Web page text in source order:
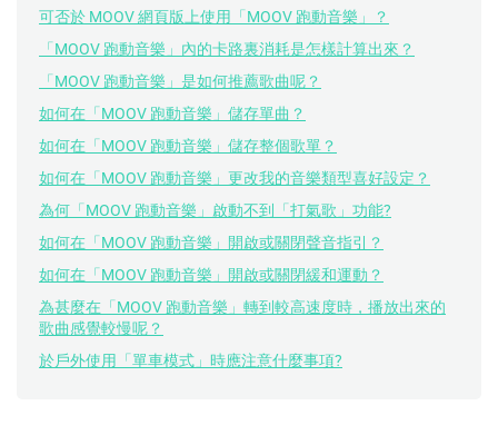
可否於 MOOV 網頁版上使用「MOOV 跑動音樂」？
「MOOV 跑動音樂」內的卡路裏消耗是怎樣計算出來？
「MOOV 跑動音樂」是如何推薦歌曲呢？
如何在「MOOV 跑動音樂」儲存單曲？
如何在「MOOV 跑動音樂」儲存整個歌單？
如何在「MOOV 跑動音樂」更改我的音樂類型喜好設定？
為何「MOOV 跑動音樂」啟動不到「打氣歌」功能?
如何在「MOOV 跑動音樂」開啟或關閉聲音指引？
如何在「MOOV 跑動音樂」開啟或關閉緩和運動？
為甚麼在「MOOV 跑動音樂」轉到較高速度時，播放出來的
歌曲感覺較慢呢？
於戶外使用「單車模式」時應注意什麼事項?